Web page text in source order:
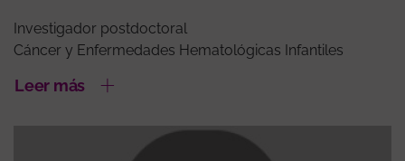
Investigador postdoctoral
Cáncer y Enfermedades Hematológicas Infantiles
Leer más